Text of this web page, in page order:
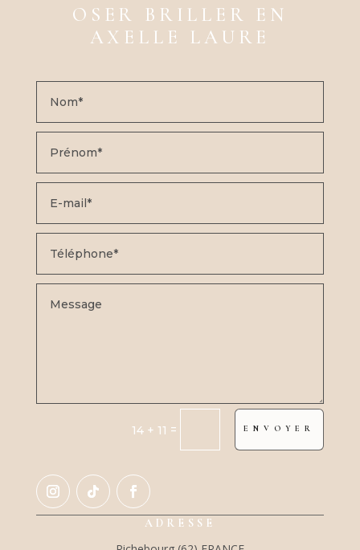
OSER BRILLER EN
AXELLE LAURE
14 + 11 = ENVOYER
ADRESSE